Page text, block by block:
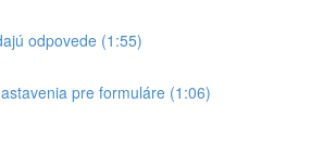
odpovede (1:55)
pre formuláre (1:06)